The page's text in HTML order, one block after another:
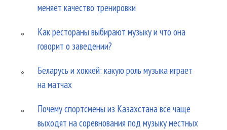
меняет качество тренировки
Как рестораны выбирают музыку и что она
говорит о заведении?
Беларусь и хоккей: какую роль музыка играет
на матчах
Почему спортсмены из Казахстана все чаще
выходят на соревнования под музыку местных